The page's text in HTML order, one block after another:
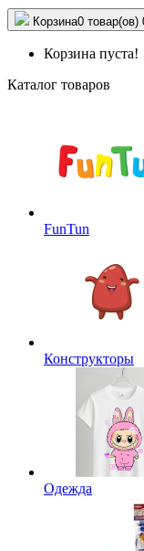
Корзина0 товар(ов)
Корзина пуста!
Каталог товаров
FunTun
Конструкторы
Одежда